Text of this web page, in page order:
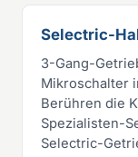
Selectric-
3-Gang-
Mikroschalter
Berühren die
Spezialisten-
Selectric-